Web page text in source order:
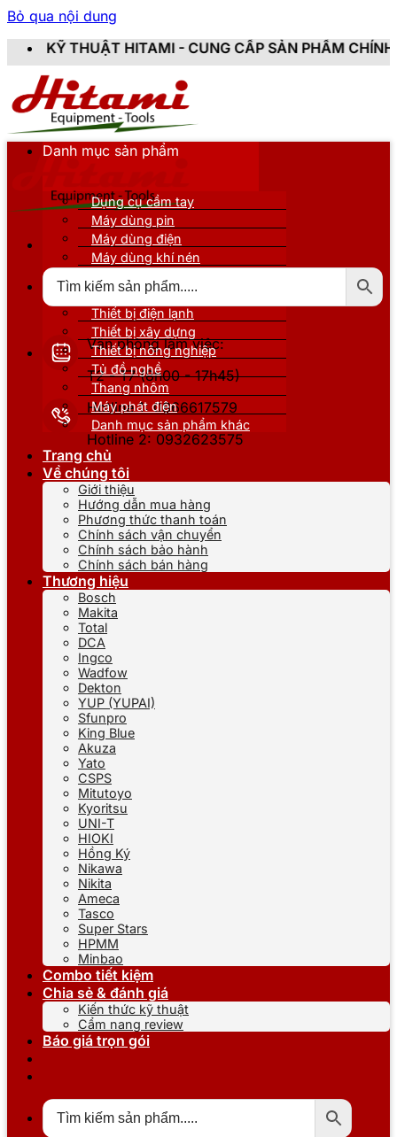
Bỏ qua nội dung
- CUNG CẤP SẢN PHẨM CHÍNH HÃNG, MỚI
Văn phòng làm việc:
T2 - T7 (8h00 - 17h45)
Hotline 1: 0866617579
Hotline 2: 0932623575
Danh mục sản phẩm
Dụng cụ cầm tay
Máy dùng pin
Máy dùng điện
Máy dùng khí nén
Thiết bị nâng đỡ
Thiết bị điện lạnh
Thiết bị xây dựng
Thiết bị nông nghiệp
Tủ đồ nghề
Thang nhôm
Máy phát điện
Danh mục sản phẩm khác
Trang chủ
Về chúng tôi
Giới thiệu
Hướng dẫn mua hàng
Phương thức thanh toán
Chính sách vận chuyển
Chính sách bảo hành
Chính sách bán hàng
Thương hiệu
Bosch
Makita
Total
DCA
Ingco
Wadfow
Dekton
YUP (YUPAI)
Sfunpro
King Blue
Akuza
Yato
CSPS
Mitutoyo
Kyoritsu
UNI-T
HIOKI
Hồng Ký
Nikawa
Nikita
Ameca
Tasco
Super Stars
HPMM
Minbao
Combo tiết kiệm
Chia sẻ & đánh giá
Kiến thức kỹ thuật
Cẩm nang review
Báo giá trọn gói